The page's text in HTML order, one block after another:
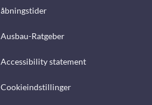
åbningstider
Ausbau-Ratgeber
Accessibility statement
Cookieindstillinger